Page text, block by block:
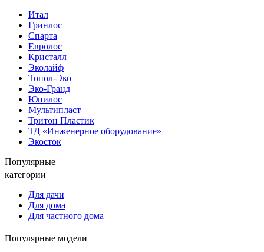
Итал
Гринлос
Спарта
Евролос
Кристалл
Эколайф
Топол-Эко
Эко-Гранд
Юнилос
Мультипласт
Тритон Пластик
ТД «Инженерное оборудование»
Экосток
Популярные
категории
Для дачи
Для дома
Для частного дома
Популярные модели